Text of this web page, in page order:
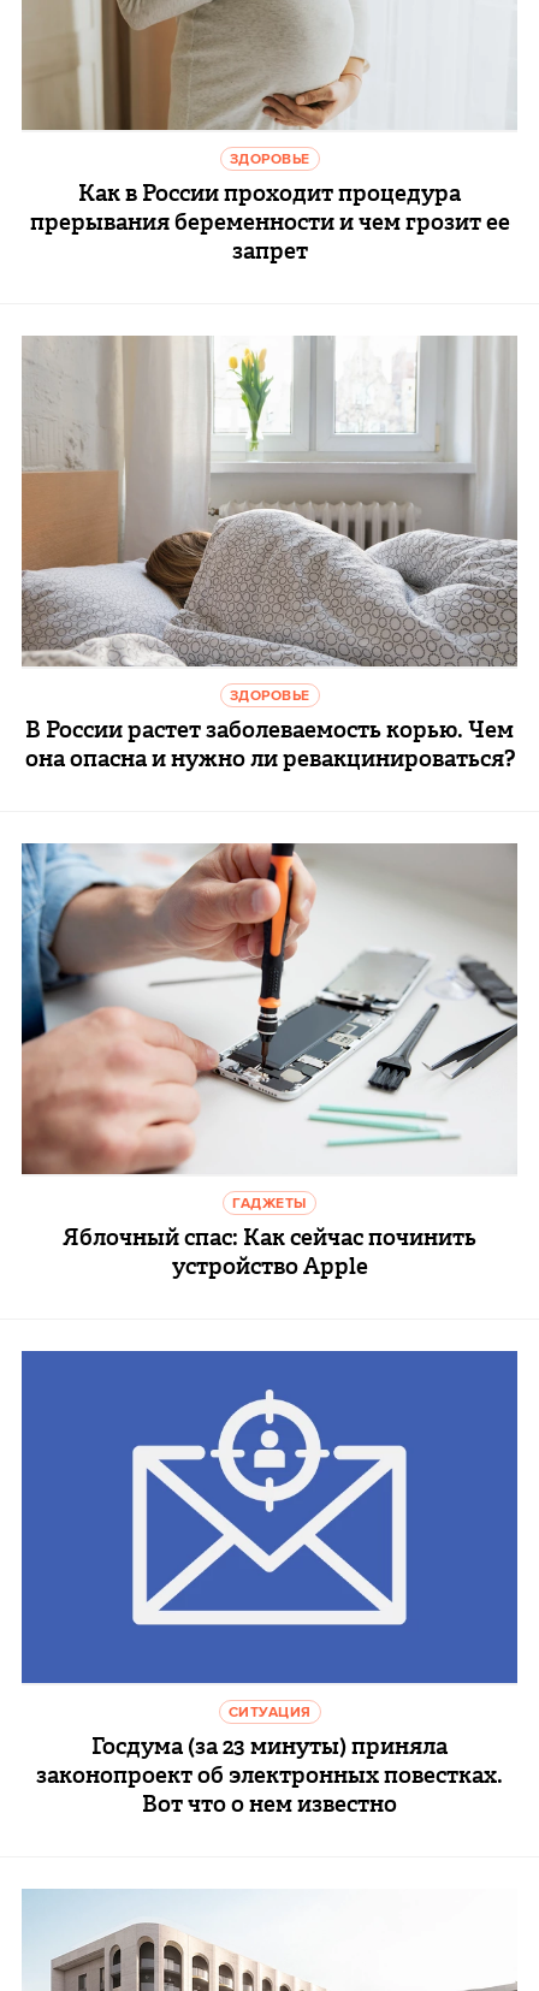
ЗДОРОВЬЕ
Как в России проходит процедура
прерывания беременности и чем грозит ее
запрет
ЗДОРОВЬЕ
В России растет заболеваемость корью. Чем
она опасна и нужно ли ревакцинироваться?
ГАДЖЕТЫ
Яблочный спас: Как сейчас починить
устройство Apple
СИТУАЦИЯ
Госдума (за 23 минуты) приняла
законопроект об электронных повестках.
Вот что о нем известно